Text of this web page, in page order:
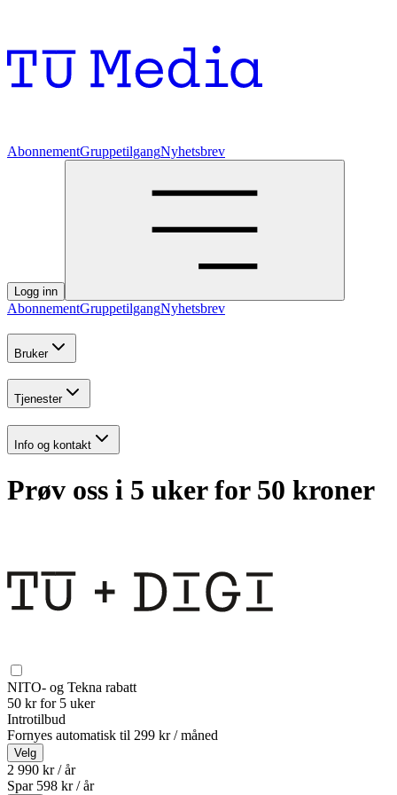
AbonnementGruppetilgangNyhetsbrev
Logg inn
AbonnementGruppetilgangNyhetsbrev
Bruker
Tjenester
Info og kontakt
Prøv oss i 5 uker for 50 kroner
NITO- og Tekna rabatt
50 kr for 5 uker
Introtilbud
Fornyes automatisk til 299 kr / måned
Velg
2 990 kr / år
Spar 598 kr /år